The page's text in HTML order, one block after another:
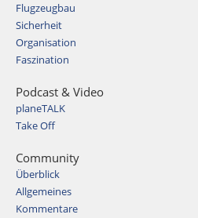
Flugzeugbau
Sicherheit
Organisation
Faszination
Podcast & Video
planeTALK
Take Off
Community
Überblick
Allgemeines
Kommentare